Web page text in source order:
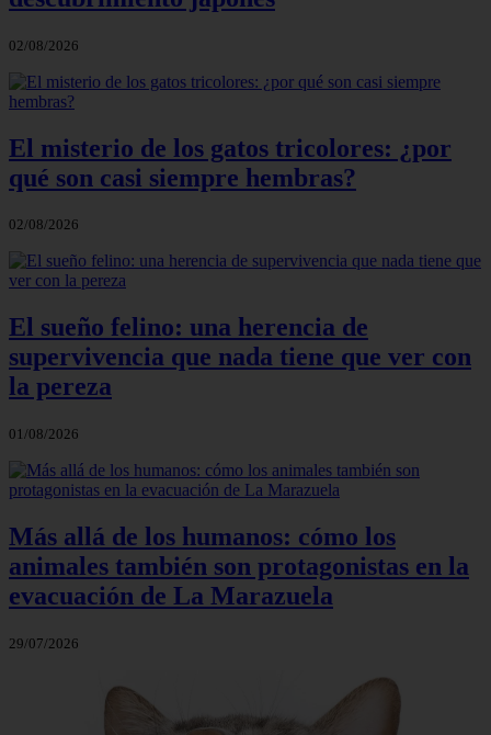
02/08/2026
El misterio de los gatos tricolores: ¿por
qué son casi siempre hembras?
02/08/2026
El sueño felino: una herencia de
supervivencia que nada tiene que ver con
la pereza
01/08/2026
Más allá de los humanos: cómo los
animales también son protagonistas en la
evacuación de La Marazuela
29/07/2026